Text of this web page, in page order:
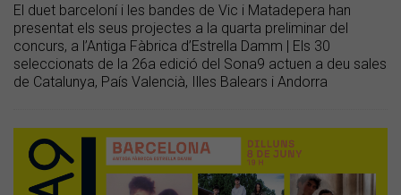
El duet barceloní i les bandes de Vic i Matadepera han
presentat els seus projectes a la quarta preliminar del
concurs, a l’Antiga Fàbrica d’Estrella Damm | Els 30
seleccionats de la 26a edició del Sona9 actuen a deu sales
de Catalunya, País Valencià, Illes Balears i Andorra